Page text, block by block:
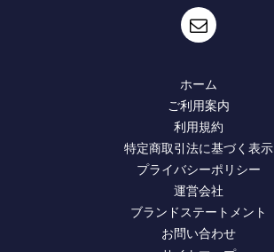
ホーム
ご利用案内
利用規約
特定商取引法に基づく表示
プライバシーポリシー
運営会社
ブランドステートメント
お問い合わせ